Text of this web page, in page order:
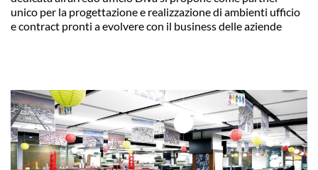
unico per la progettazione e realizzazione di ambienti ufficio
e contract pronti a evolvere con il business delle aziende